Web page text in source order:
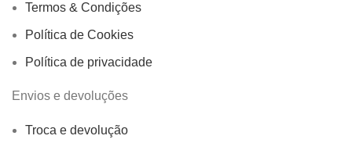
Termos & Condições
Política de Cookies
Política de privacidade
Envios e devoluções
Troca e devolução